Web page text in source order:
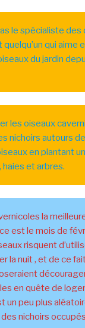
le spécialiste des
qui aime
du jardin
les oiseaux
nichoirs autours
en plantant
haies et arbres.
la
est le mois de
risquent
la nuit , et de ce
en quête de
un peu plus
nichoirs